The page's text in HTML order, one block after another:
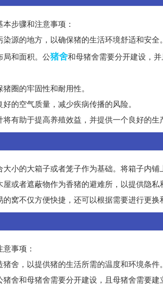
步骤和注意事项：
源的地方，以确保猪的生活环境舒适和安全。
局和面积。公猪舍和母猪舍需要分开建设，
圈的牢固性和耐用性。
的空气质量，减少疾病传播的风险。
有助于提高养殖效益，并提供一个良好的生
小的大箱子或者笼子作为基础。将箱子内
或者遮蔽物作为香猪的避难所，以提供隐
窝不仅方便快捷，还可以根据需要进行更换
事项：
舍，以提供猪的生活所需的温度和环境条件。
舍和母猪舍需要分开建设，且母猪舍需要